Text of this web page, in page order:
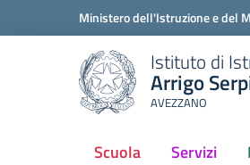
Ministero dell'Istruzione e del
Istituto di
Arrigo
AVEZZANO
Scuola Servizi